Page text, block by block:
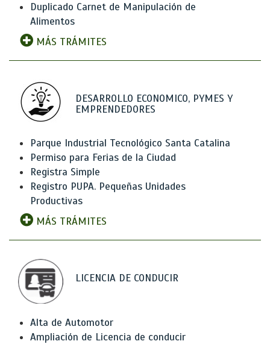
Duplicado Carnet de Manipulación de
Alimentos
MÁS TRÁMITES
DESARROLLO ECONOMICO, PYMES Y
EMPRENDEDORES
Parque Industrial Tecnológico Santa Catalina
Permiso para Ferias de la Ciudad
Registra Simple
Registro PUPA. Pequeñas Unidades
Productivas
MÁS TRÁMITES
LICENCIA DE CONDUCIR
Alta de Automotor
Ampliación de Licencia de conducir